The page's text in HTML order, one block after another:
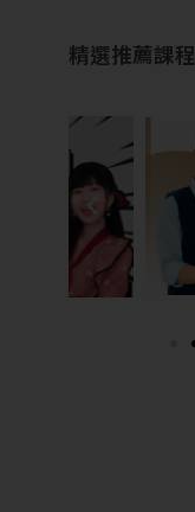
精選推薦課程